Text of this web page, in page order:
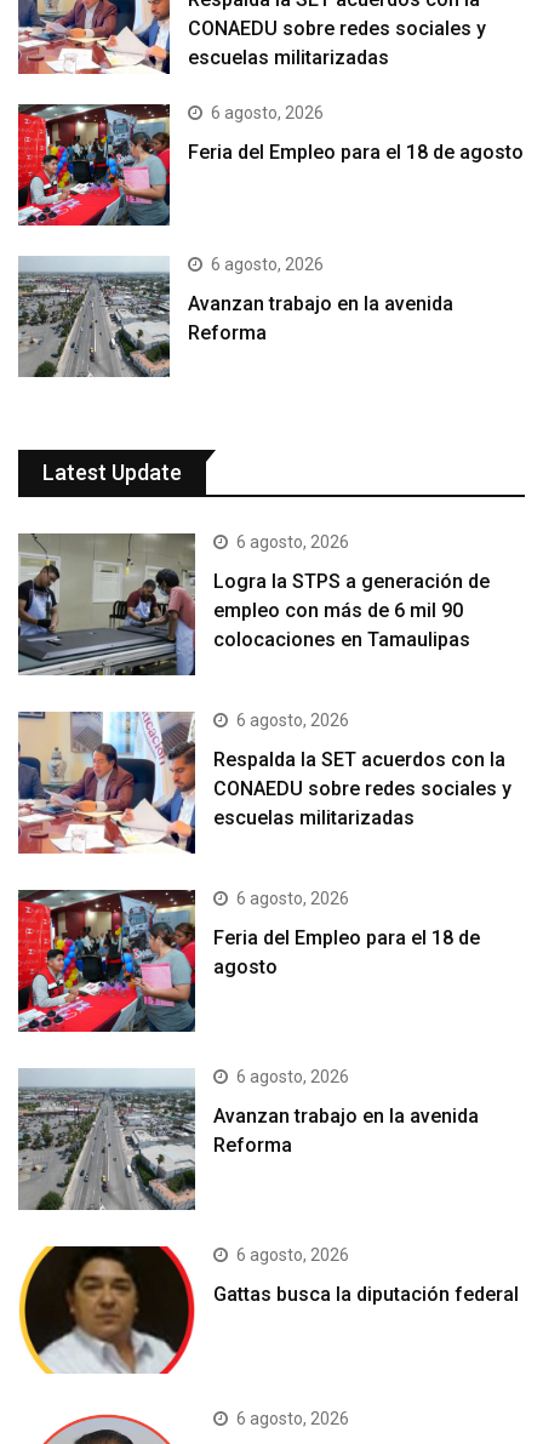
CONAEDU sobre redes sociales y
escuelas militarizadas
6 agosto, 2026
Feria del Empleo para el 18 de agosto
6 agosto, 2026
Avanzan trabajo en la avenida
Reforma
Latest Update
6 agosto, 2026
Logra la STPS a generación de
empleo con más de 6 mil 90
colocaciones en Tamaulipas
6 agosto, 2026
Respalda la SET acuerdos con la
CONAEDU sobre redes sociales y
escuelas militarizadas
6 agosto, 2026
Feria del Empleo para el 18 de
agosto
6 agosto, 2026
Avanzan trabajo en la avenida
Reforma
6 agosto, 2026
Gattas busca la diputación federal
6 agosto, 2026